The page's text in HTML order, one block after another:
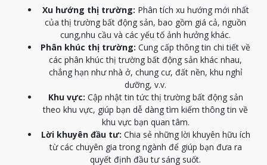
Xu hướng thị trường: Phân tích xu hướng mới nhất
của thị trường bất động sản, bao gồm giá cả, nguồn
cung,nhu cầu và các yếu tố ảnh hưởng khác.
Phân khúc thị trường: Cung cấp thông tin chi tiết về
các phân khúc thị trường bất động sản khác nhau,
chẳng hạn như nhà ở, chung cư, đất nền, khu nghỉ
dưỡng, v.v.
Khu vực: Cập nhật tin tức thị trường bất động sản
theo khu vực, giúp bạn dễ dàng tìm kiếm thông tin về
khu vực bạn quan tâm.
Lời khuyên đầu tư: Chia sẻ những lời khuyên hữu ích
từ các chuyên gia trong ngành để giúp bạn đưa ra
quyết định đầu tư sáng suốt.